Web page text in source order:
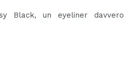
Black, un eyeliner davvero